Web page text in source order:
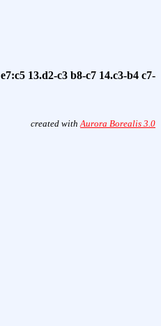
e7:c5 13.d2-c3 b8-c7 14.c3-b4 c7-
created withAurora Borealis 3.0